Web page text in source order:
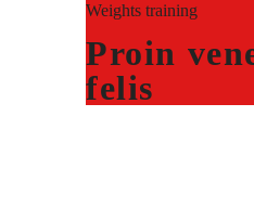
Weights training
Proin
felis